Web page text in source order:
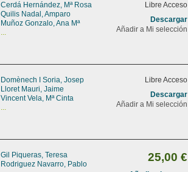
Cerdá Hernández, Mª Rosa
Quilis Nadal, Amparo
Muñoz Gonzalo, Ana Mª
...
Libre Acceso
Descargar
Añadir a Mi selección
Domènech I Soria, Josep
Lloret Mauri, Jaime
Vincent Vela, Mª Cinta
...
Libre Acceso
Descargar
Añadir a Mi selección
Gil Piqueras, Teresa
Rodriguez Navarro, Pablo
25,00 €